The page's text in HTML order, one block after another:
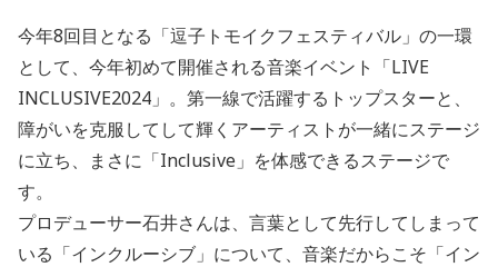
今年8回目となる「逗子トモイクフェスティバル」の一環
として、今年初めて開催される音楽イベント「LIVE
INCLUSIVE2024」。第一線で活躍するトップスターと、
障がいを克服してして輝くアーティストが一緒にステージ
に立ち、まさに「Inclusive」を体感できるステージで
す。
プロデューサー石井さんは、言葉として先行してしまって
いる「インクルーシブ」について、音楽だからこそ「イン